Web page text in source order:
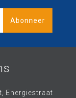
Abonneer
Energiestraat